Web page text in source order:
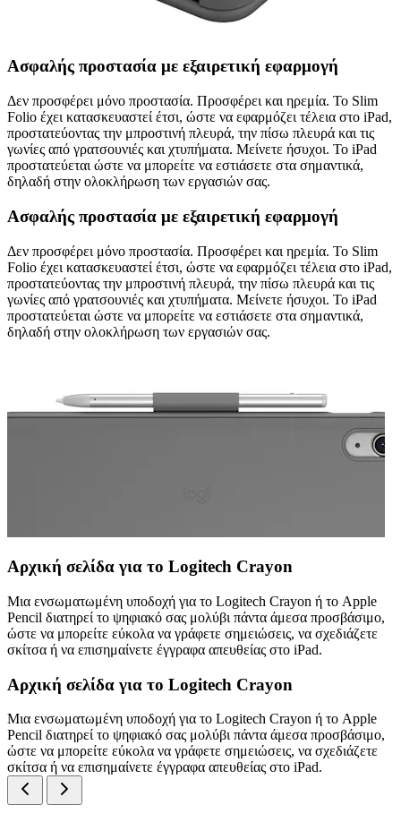
Ασφαλής προστασία με εξαιρετική εφαρμογή
Δεν προσφέρει μόνο προστασία. Προσφέρει και ηρεμία. Το Slim
Folio έχει κατασκευαστεί έτσι, ώστε να εφαρμόζει τέλεια στο iPad,
προστατεύοντας την μπροστινή πλευρά, την πίσω πλευρά και τις
γωνίες από γρατσουνιές και χτυπήματα. Μείνετε ήσυχοι. Το iPad
προστατεύεται ώστε να μπορείτε να εστιάσετε στα σημαντικά,
δηλαδή στην ολοκλήρωση των εργασιών σας.
Ασφαλής προστασία με εξαιρετική εφαρμογή
Δεν προσφέρει μόνο προστασία. Προσφέρει και ηρεμία. Το Slim
Folio έχει κατασκευαστεί έτσι, ώστε να εφαρμόζει τέλεια στο iPad,
προστατεύοντας την μπροστινή πλευρά, την πίσω πλευρά και τις
γωνίες από γρατσουνιές και χτυπήματα. Μείνετε ήσυχοι. Το iPad
προστατεύεται ώστε να μπορείτε να εστιάσετε στα σημαντικά,
δηλαδή στην ολοκλήρωση των εργασιών σας.
Αρχική σελίδα για το Logitech Crayon
Μια ενσωματωμένη υποδοχή για το Logitech Crayon ή το Apple
Pencil διατηρεί το ψηφιακό σας μολύβι πάντα άμεσα προσβάσιμο,
ώστε να μπορείτε εύκολα να γράφετε σημειώσεις, να σχεδιάζετε
σκίτσα ή να επισημαίνετε έγγραφα απευθείας στο iPad.
Αρχική σελίδα για το Logitech Crayon
Μια ενσωματωμένη υποδοχή για το Logitech Crayon ή το Apple
Pencil διατηρεί το ψηφιακό σας μολύβι πάντα άμεσα προσβάσιμο,
ώστε να μπορείτε εύκολα να γράφετε σημειώσεις, να σχεδιάζετε
σκίτσα ή να επισημαίνετε έγγραφα απευθείας στο iPad.